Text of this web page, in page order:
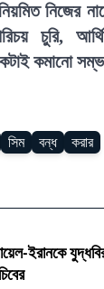
নিজের
চুরি,
কমানো
সিম বন্ধ করার
ইরানকে